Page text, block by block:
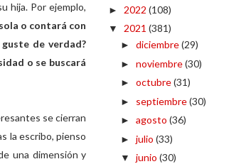
hija. Por ejemplo,
o contará con
de verdad?
o se buscará
se cierran
la escribo, pienso
una dimensión y
► 2022 (108)
▼ 2021 (381)
► diciembre(29)
► noviembre(30)
► octubre(31)
► septiembre(30)
► agosto (36)
► julio (33)
▼ junio (30)